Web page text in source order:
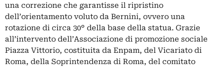
una correzione che garantisse il ripristino
dell’orientamento voluto da Bernini, ovvero una
rotazione di circa 30° della base della statua. Grazie
all’intervento dell’Associazione di promozione sociale
Piazza Vittorio, costituita da Enpam, del Vicariato di
Roma, della Soprintendenza di Roma, del comitato